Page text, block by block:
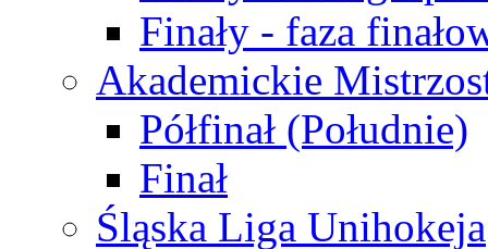
Finały - faza
Akademickie
Półfinał (Południe)
Finał
Śląska Liga Unihokeja